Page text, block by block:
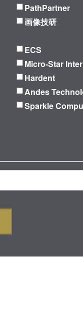
PathPartner
画像技研
ECS
Micro-Star
Hardent
Andes
Sparkle